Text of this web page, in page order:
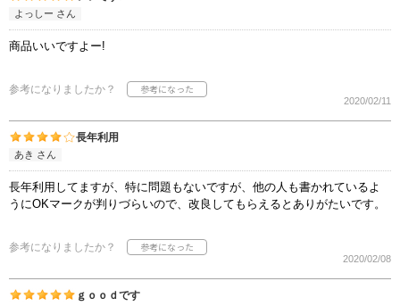
よっしー さん
商品いいですよー!
参考になりましたか？
2020/02/11
長年利用
あき さん
長年利用してますが、特に問題もないですが、他の人も書かれているよ
うにOKマークが判りづらいので、改良してもらえるとありがたいです。
参考になりましたか？
2020/02/08
ｇｏｏｄです